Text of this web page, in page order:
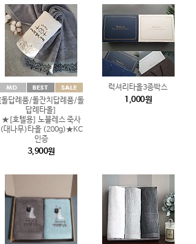
[돌답례품/돌잔치답례품/돌
답례타올]
★[호텔용] 노블레스 죽사
(대나무)타올 (200g)★KC
인증
3,900원
럭셔리타올3종박스
1,000원